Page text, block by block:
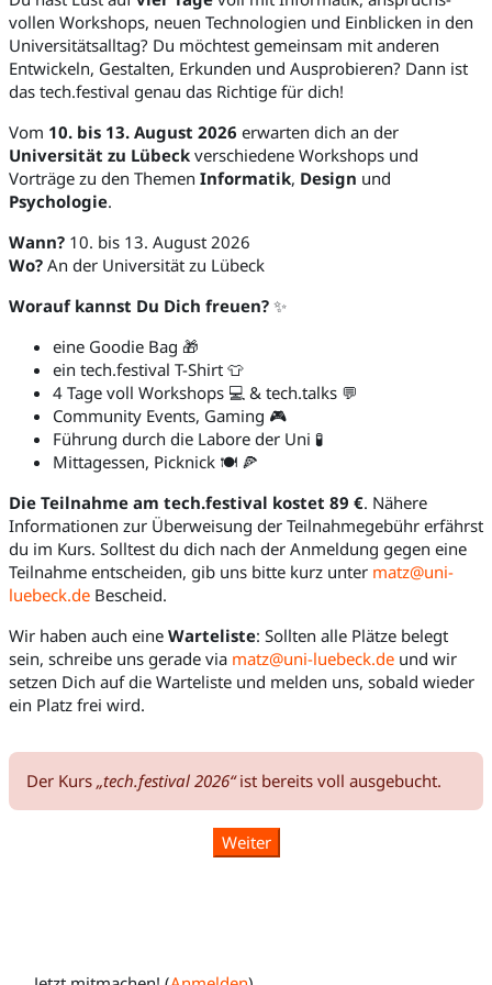
vollen Workshops, neuen Techno­logien und Ein­blicken in den
Universitäts­alltag? Du möchtest gemeinsam mit anderen
Entwickeln, Gestalten, Erkunden und Ausprobieren? Dann ist
das tech.festival genau das Richtige für dich!
Vom 10. bis 13. August 2026 erwarten dich an der
Universität zu Lübeck verschiedene Workshops und
Vorträge zu den Themen Informatik, Design und
Psychologie.
Wann? 10. bis 13. August 2026
Wo? An der Universität zu Lübeck
Worauf kannst Du Dich freuen? ✨
eine Goodie Bag 🎁
ein tech.festival T-Shirt 👕
4 Tage voll Workshops 💻 & tech.talks 💬
Community Events, Gaming 🎮
Führung durch die Labore der Uni 🧪
Mittagessen, Picknick 🍽️ 🍕
Die Teilnahme am tech.festival kostet 89 €. Nähere
Informationen zur Überweisung der Teilnahmegebühr erfährst
du im Kurs. Solltest du dich nach der Anmeldung gegen eine
Teilnahme entscheiden, gib uns bitte kurz unter matz@uni-
luebeck.de Bescheid.
Wir haben auch eine Warteliste: Sollten alle Plätze belegt
sein, schreibe uns gerade via matz@uni-luebeck.de und wir
setzen Dich auf die Warteliste und melden uns, sobald wieder
ein Platz frei wird.
Der Kurs „tech.festival 2026“ist bereits voll ausgebucht.
Weiter